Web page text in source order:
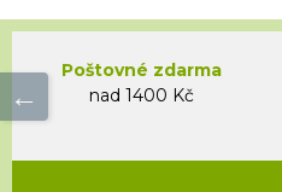
Poštovné zdarma
nad 1400 Kč